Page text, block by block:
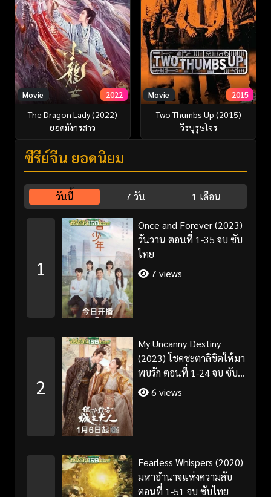
Movie 2022
The Dragon Lady (2022)
ยอดมังกรสาว
Movie 2015
Two Thumbs Up (2015)
วีรบุรุษโจร
ซีรี่ย์จีน ยอดนิยม
วันนี้ 7 วัน 1 เดือน
1
Once and Forever (2023)
วันวาน ตอนที่ 1-35 จบ ซับ
ไทย
7 views
2
My Uncanny Destiny
(2023) โชคชะตาลิขิตให้มา
พบรัก ตอนที่ 1-24 จบ ซับ
ไทย/พากย์ไทย
6 views
Fearless Whispers (2020)
มหาอำนาจแห่งความลับ
ตอนที่ 1-51 จบ ซับไทย